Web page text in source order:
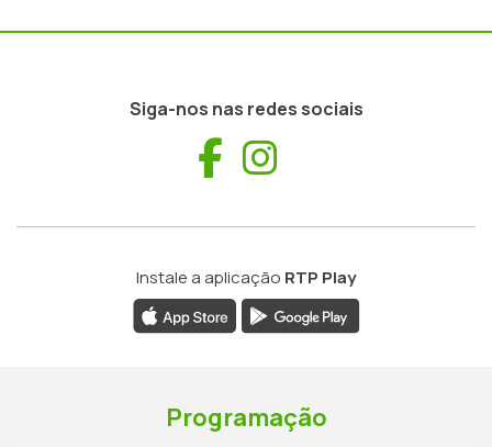
Siga-nos nas redes sociais
Facebook
Instale a aplicação RTP Play
Programação